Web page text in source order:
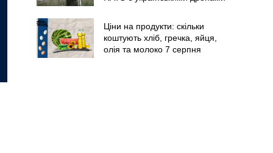
Ціни на продукти: скільки
коштують хліб, гречка, яйця,
олія та молоко 7 серпня